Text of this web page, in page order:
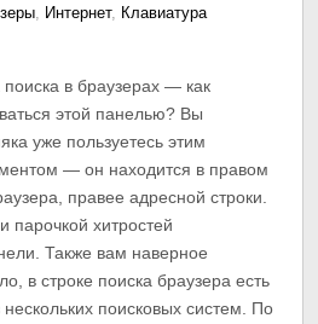
, Интернет, Клавиатура
поиска в браузерах — как
этой панелью? Вы
уже пользуетесь этим
— он находится в правом
правее адресной строки.
парочкой хитростей
Также вам наверное
в строке поиска браузера есть
поисковых систем. По